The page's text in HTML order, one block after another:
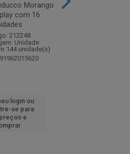
Morango
com 16
212248
Unidade
144 unidade(s)
login ou
se para
e